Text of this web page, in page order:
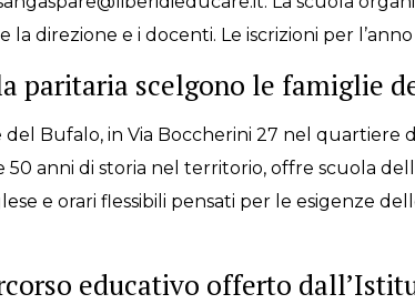
la direzione e i docenti. Le iscrizioni per
paritaria scelgono le famiglie
del Bufalo, in Via Boccherini 27 nel
50 anni di storia nel territorio, offre scuola
e orari flessibili pensati per le esigenze
educativo offerto